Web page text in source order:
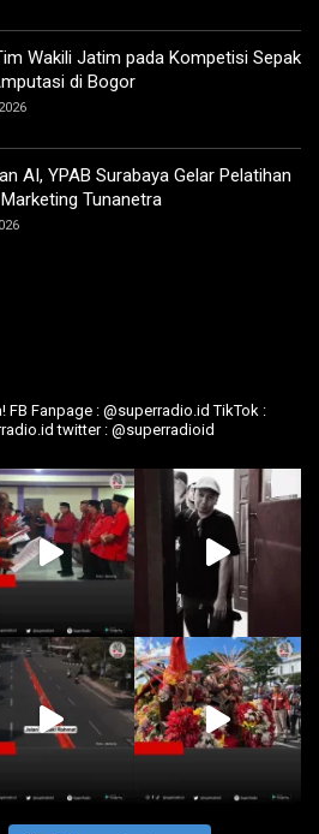
Wakili Jatim pada Kompetisi Sepak
di Bogor
AI, YPAB Surabaya Gelar Pelatihan
Tunanetra
FB Fanpage : @superradio.id TikTok :
twitter : @superradioid